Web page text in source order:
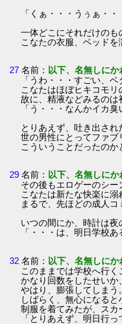
「くぁ・・・うぅぁ・
一体どこにそれだけのも
こなたの衣服、ベッドを
27 名前： 以下、名無しに
「うわ・・・すごい、ベ
こなたはほぼヒキコモリ
故に、精液などみるのは
「う・・・なんかイカ臭
とりあえず、吐き出され
世の男性にとってファ
こういうことだったのか
29 名前： 以下、名無しに
その後もエロゲーのシー
こなたは新たな快楽に溺
まるで、先ほどの成人コ
いつの間にか、時計は夜
「・・・は、明日学校あ
32 名前： 以下、名無しに
このままでは学校へ行く
かなり回数をしたせいか
やはり、膨張してしまう。
しばらく、無心になると
制服を着てみたが、スカ
「とりあえず、明日行